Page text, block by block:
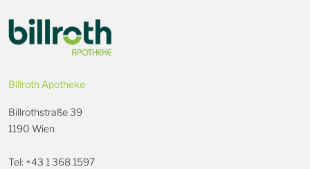
Billroth Apotheke
Billrothstraße 39
1190 Wien
Tel: +43 1 368 1597